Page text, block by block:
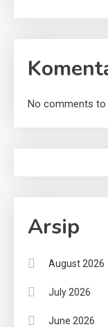
No comments to
Arsip
August 2026
July 2026
June 2026